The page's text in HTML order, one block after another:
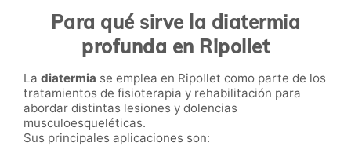
Para qué sirve la diatermia
profunda en Ripollet
La diatermia se emplea en Ripollet como parte de los
tratamientos de fisioterapia y rehabilitación para
abordar distintas lesiones y dolencias
musculoesqueléticas.
Sus principales aplicaciones son: